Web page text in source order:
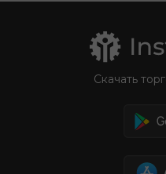
Скачать